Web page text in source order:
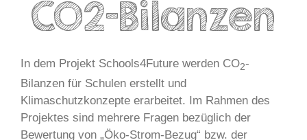
CO2-Bilanzen
In dem Projekt Schools4Future werden CO2-
Bilanzen für Schulen erstellt und
Klimaschutzkonzepte erarbeitet. Im Rahmen des
Projektes sind mehrere Fragen bezüglich der
Bewertung von „Öko-Strom-Bezug“ bzw. der